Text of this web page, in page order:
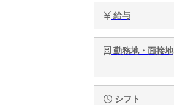
給与
勤務地・面接地
シフト